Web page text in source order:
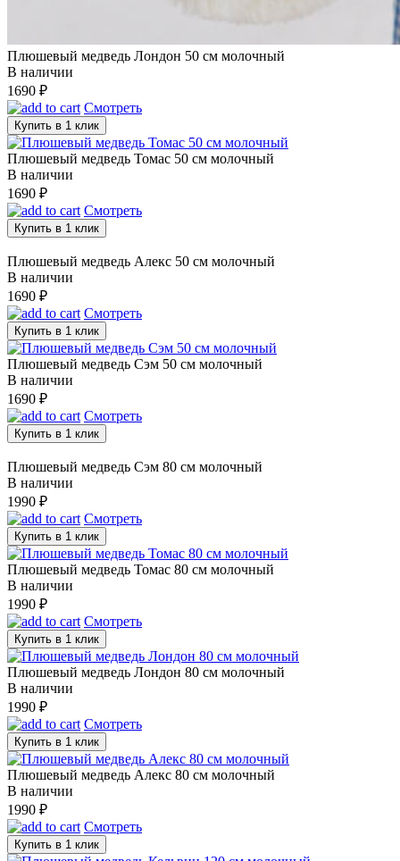
Плюшевый медведь Лондон 50 см молочный
В наличии
1690 ₽
Смотреть
Купить в 1 клик
Плюшевый медведь Томас 50 см молочный
В наличии
1690 ₽
Смотреть
Купить в 1 клик
Плюшевый медведь Алекс 50 см молочный
В наличии
1690 ₽
Смотреть
Купить в 1 клик
Плюшевый медведь Сэм 50 см молочный
В наличии
1690 ₽
Смотреть
Купить в 1 клик
Плюшевый медведь Сэм 80 см молочный
В наличии
1990 ₽
Смотреть
Купить в 1 клик
Плюшевый медведь Томас 80 см молочный
В наличии
1990 ₽
Смотреть
Купить в 1 клик
Плюшевый медведь Лондон 80 см молочный
В наличии
1990 ₽
Смотреть
Купить в 1 клик
Плюшевый медведь Алекс 80 см молочный
В наличии
1990 ₽
Смотреть
Купить в 1 клик